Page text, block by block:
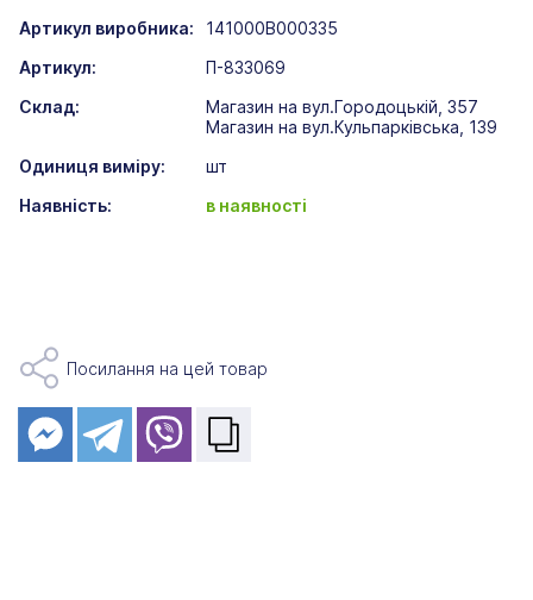
Артикул виробника:
141000B000335
Артикул:
П-833069
Склад:
Магазин на вул.Городоцькій, 357
Магазин на вул.Кульпарківська, 139
Одиниця виміру:
шт
Наявність:
в наявності
Посилання на цей товар